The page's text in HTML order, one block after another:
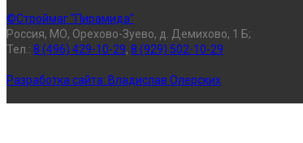
©Строймаг "Пирамида"
Россия, МО, Орехово-Зуево, д. Демихово, 1 Б;
Тел.: 8 (496) 429-10-29, 8 (929) 502-10-29
Разработка сайта: Владислав Олерских